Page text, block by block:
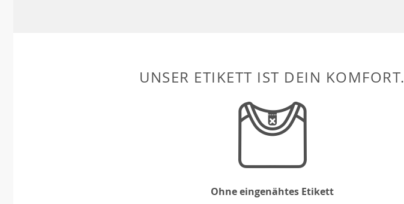
UNSER ETIKETT IST DEIN KOMFORT.
Ohne eingenähtes Etikett